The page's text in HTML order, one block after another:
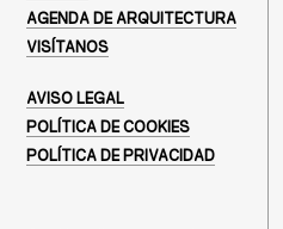
AGENDA DE ARQUITECTURA
VISÍTANOS
AVISO LEGAL
POLÍTICA DE COOKIES
POLÍTICA DE PRIVACIDAD